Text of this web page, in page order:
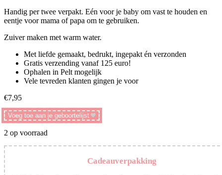
Handig per twee verpakt. Eén voor je baby om vast te houden en
eentje voor mama of papa om te gebruiken.
Zuiver maken met warm water.
Met liefde gemaakt, bedrukt, ingepakt én verzonden
Gratis verzending vanaf 125 euro!
Ophalen in Pelt mogelijk
Vele tevreden klanten gingen je voor
€7,95
Voeg toe aan je geboortelijst
2 op voorraad
Cadeauverpakking